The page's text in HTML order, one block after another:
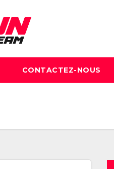
CONTACTEZ-NOUS